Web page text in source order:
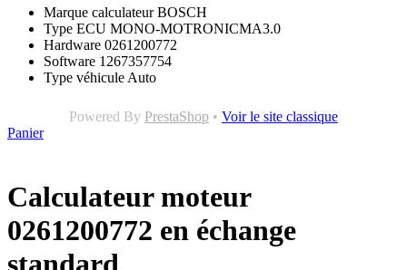
Marque calculateur BOSCH
Type ECU MONO-MOTRONICMA3.0
Hardware 0261200772
Software 1267357754
Type véhicule Auto
Powered By PrestaShop • Voir le site classique
Panier
Calculateur moteur
0261200772 en échange